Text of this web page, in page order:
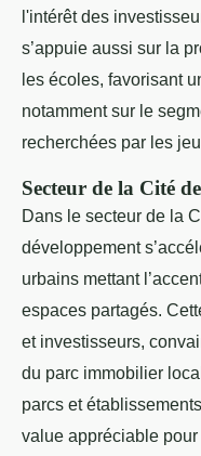
l'intérêt des
s’appuie aussi sur la
les écoles, favorisant
notamment sur le
recherchées par les
Secteur de la Cité
Dans le secteur de la
développement
urbains mettant
espaces partagés.
et investisseurs,
du parc immobilier
parcs et
value appréciable